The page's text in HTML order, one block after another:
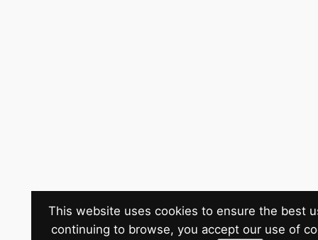
This website uses cookies to ensure the best
continuing to browse, you accept our use of